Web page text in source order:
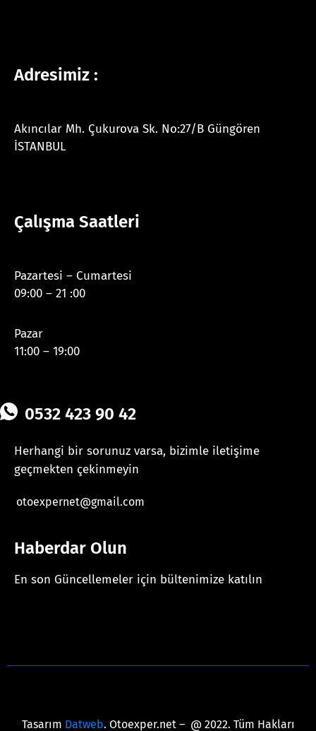
Adresimiz :
Akıncılar Mh. Çukurova Sk. No:27/B Güngören
İSTANBUL
Çalışma Saatleri
Pazartesi – Cumartesi
09:00 – 21 :00
Pazar
11:00 – 19:00
0532 423 90 42
Herhangi bir sorunuz varsa, bizimle iletişime
geçmekten çekinmeyin
otoexpernet@gmail.com
Haberdar Olun
En son Güncellemeler için bültenimize katılın
Tasarım Datweb. Otoexper.net – @ 2022. Tüm Hakları